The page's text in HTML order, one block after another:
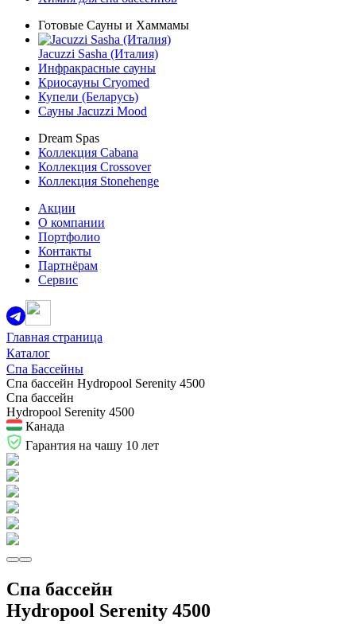
Готовые Сауны и Хаммамы
Jacuzzi Sasha (Италия)
Инфракрасные сауны
Криосауны Cryomed
Купели (Беларусь)
Сауны Jacuzzi Mood
Dream Spas
Коллекция Cabana
Коллекция Crossover
Коллекция Stonehenge
Акции
О компании
Портфолио
Контакты
Партнёрам
Сервис
Главная страница
Каталог
Спа Бассейны
Спа бассейн Hydropool Serenity 4500
Спа бассейн
Hydropool Serenity 4500
Канада
Гарантия на чашу 10 лет
Спа бассейн
Hydropool Serenity 4500